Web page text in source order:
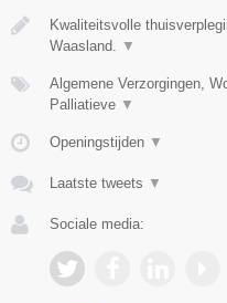
Kwaliteitsvolle
Waasland.
▼
Algemene Verzorgingen,
Palliatieve ▼
Openingstijden ▼
Laatste tweets ▼
Sociale media: